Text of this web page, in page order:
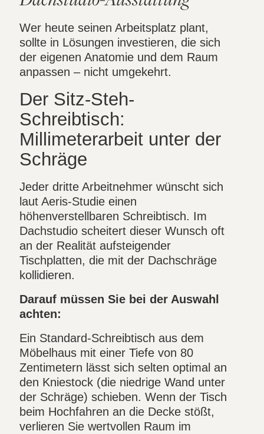
Wer heute seinen Arbeitsplatz plant,
sollte in Lösungen investieren, die sich
der eigenen Anatomie und dem Raum
anpassen – nicht umgekehrt.
Der Sitz-Steh-
Schreibtisch:
Millimeterarbeit unter der
Schräge
Jeder dritte Arbeitnehmer wünscht sich
laut Aeris-Studie einen
höhenverstellbaren Schreibtisch. Im
Dachstudio scheitert dieser Wunsch oft
an der Realität aufsteigender
Tischplatten, die mit der Dachschräge
kollidieren.
Darauf müssen Sie bei der Auswahl
achten:
Ein Standard-Schreibtisch aus dem
Möbelhaus mit einer Tiefe von 80
Zentimetern lässt sich selten optimal an
den Kniestock (die niedrige Wand unter
der Schräge) schieben. Wenn der Tisch
beim Hochfahren an die Decke stößt,
verlieren Sie wertvollen Raum im